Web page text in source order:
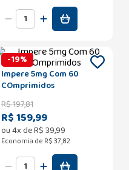
-19%
Impere 5mg Com 60
COmprimidos
R$197,81
R$ 159,99
ou4x deR$39,99
Economia de R$ 37,82